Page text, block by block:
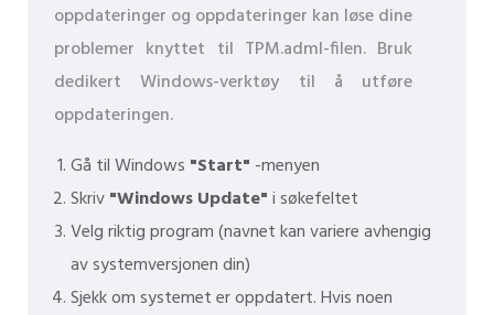
oppdateringer og oppdateringer kan løse dine
problemer knyttet til TPM.adml-filen. Bruk
dedikert Windows-verktøy til å utføre
oppdateringen.
Gå til Windows "Start" -menyen
Skriv"Windows Update"i søkefeltet
Velg riktig program (navnet kan variere avhengig
av systemversjonen din)
Sjekk om systemet er oppdatert. Hvis noen